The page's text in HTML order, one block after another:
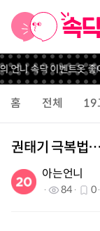
언니 속닥 이벤트옷 좋
홈 전체 19
권태기 극복법…
아는언니
84 0